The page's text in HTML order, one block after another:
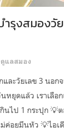
ำรุงสมองวั
แลสมอง
ละวัยเลข 3 นอก
หยุดแล้ว เราเลือ
กินไป 1 กระปุก 💡
ค่อยมึนหัว 💡ไอเ